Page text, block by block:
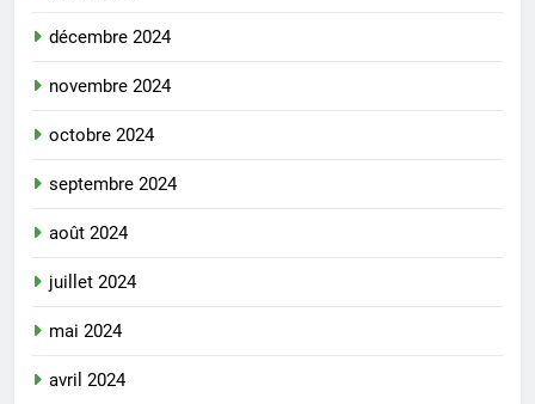
décembre 2024
novembre 2024
octobre 2024
septembre 2024
août 2024
juillet 2024
mai 2024
avril 2024